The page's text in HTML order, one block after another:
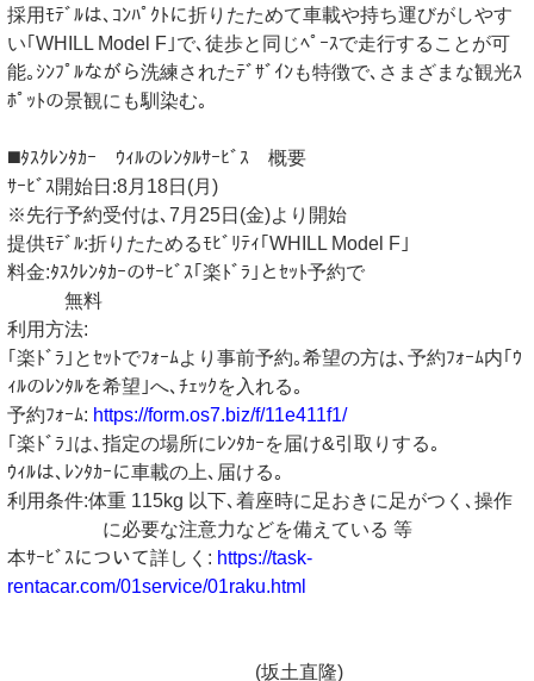
採用ﾓﾃﾞﾙは､ｺﾝﾊﾟｸﾄに折りたためて車載や持ち運びがしやす
い｢WHILL Model F｣で､徒歩と同じﾍﾟｰｽで走行することが可
能｡ｼﾝﾌﾟﾙながら洗練されたﾃﾞｻﾞｲﾝも特徴で､さまざまな観光ｽ
ﾎﾟｯﾄの景観にも馴染む｡
◼️ﾀｽｸﾚﾝﾀｶｰ ｳｨﾙのﾚﾝﾀﾙｻｰﾋﾞｽ 概要
ｻｰﾋﾞｽ開始日:8月18日(月)
※先行予約受付は､7月25日(金)より開始
提供ﾓﾃﾞﾙ:折りたためるﾓﾋﾞﾘﾃｨ｢WHILL Model F｣
料金:ﾀｽｸﾚﾝﾀｶｰのｻｰﾋﾞｽ｢楽ﾄﾞﾗ｣とｾｯﾄ予約で
無料
利用方法:
｢楽ﾄﾞﾗ｣とｾｯﾄでﾌｫｰﾑより事前予約｡希望の方は､予約ﾌｫｰﾑ内｢ｳ
ｨﾙのﾚﾝﾀﾙを希望｣へ､ﾁｪｯｸを入れる｡
予約ﾌｫｰﾑ: https://form.os7.biz/f/11e411f1/
｢楽ﾄﾞﾗ｣は､指定の場所にﾚﾝﾀｶｰを届け&引取りする｡
ｳｨﾙは､ﾚﾝﾀｶｰに車載の上､届ける｡
利用条件:体重 115kg 以下､着座時に足おきに足がつく､操作
に必要な注意力などを備えている 等
本ｻｰﾋﾞｽについて詳しく: https://task-
rentacar.com/01service/01raku.html
(坂土直隆)